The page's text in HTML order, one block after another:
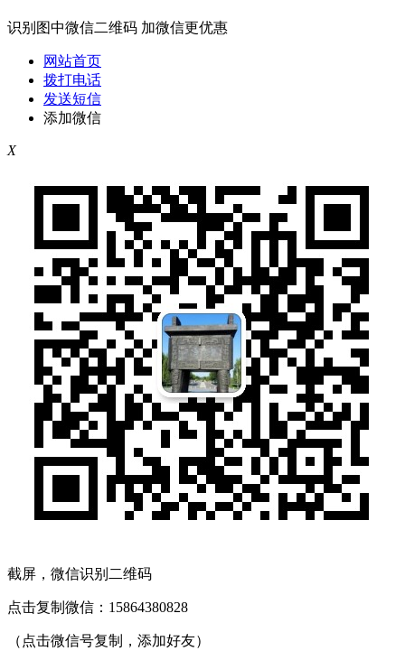
识别图中微信二维码 加微信更优惠
网站首页
拨打电话
发送短信
添加微信
X
截屏，微信识别二维码
点击复制微信：15864380828
（点击微信号复制，添加好友）